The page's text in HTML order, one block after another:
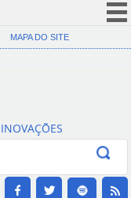
(COVID-19)
Canais
MAPA DO SITE